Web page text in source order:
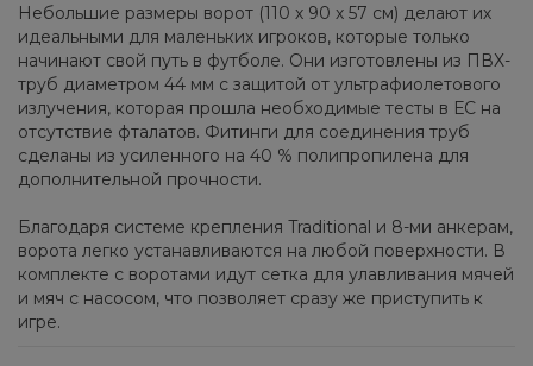
Небольшие размеры ворот (110 х 90 х 57 см) делают их
идеальными для маленьких игроков, которые только
начинают свой путь в футболе. Они изготовлены из ПВХ-
труб диаметром 44 мм с защитой от ультрафиолетового
излучения, которая прошла необходимые тесты в ЕС на
отсутствие фталатов. Фитинги для соединения труб
сделаны из усиленного на 40 % полипропилена для
дополнительной прочности.
Благодаря системе крепления Traditional и 8-ми анкерам,
ворота легко устанавливаются на любой поверхности. В
комплекте с воротами идут сетка для улавливания мячей
и мяч с насосом, что позволяет сразу же приступить к
игре.